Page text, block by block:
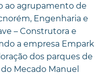
ao agrupamento de
Engenharia e
– Construtora e
a empresa Empark
dos parques de
Mecado Manuel